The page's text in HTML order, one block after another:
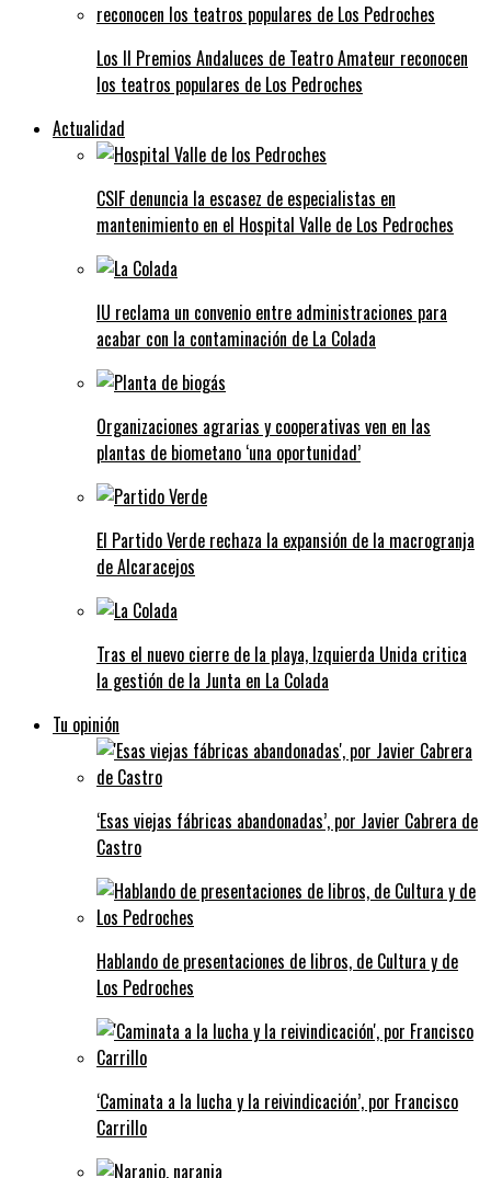
Los II Premios Andaluces de Teatro Amateur reconocen
los teatros populares de Los Pedroches
Actualidad
CSIF denuncia la escasez de especialistas en
mantenimiento en el Hospital Valle de Los Pedroches
IU reclama un convenio entre administraciones para
acabar con la contaminación de La Colada
Organizaciones agrarias y cooperativas ven en las
plantas de biometano ‘una oportunidad’
El Partido Verde rechaza la expansión de la macrogranja
de Alcaracejos
Tras el nuevo cierre de la playa, Izquierda Unida critica
la gestión de la Junta en La Colada
Tu opinión
‘Esas viejas fábricas abandonadas’, por Javier Cabrera de
Castro
Hablando de presentaciones de libros, de Cultura y de
Los Pedroches
‘Caminata a la lucha y la reivindicación’, por Francisco
Carrillo